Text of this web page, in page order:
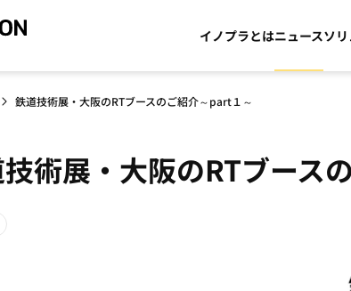
イノプラとはニュースソ
鉄道技術展・大阪のRTブースのご紹介～part１～
術展・大阪のRTブース